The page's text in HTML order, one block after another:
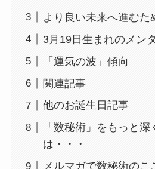
より良い未来へ進むた
3月19日生まれのメン
「運気の波」傾向
関連記事
他のお誕生日記事
「数秘術」をもっと
は・・・
メルマガで数秘術のこ